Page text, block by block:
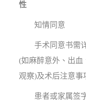
性
知情同意
手术同意书需详
(如麻醉意外、出血
观察)及术后注意事
患者或家属签字